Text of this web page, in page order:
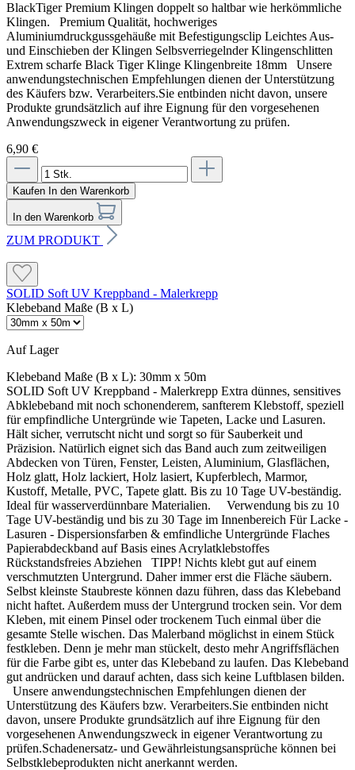
BlackTiger Premium Klingen doppelt so haltbar wie herkömmliche
Klingen. Premium Qualität, hochweriges
Aluminiumdruckgussgehäuße mit Befestigungsclip Leichtes Aus-
und Einschieben der Klingen Selbsverriegelnder Klingenschlitten
Extrem scharfe Black Tiger Klinge Klingenbreite 18mm Unsere
anwendungstechnischen Empfehlungen dienen der Unterstützung
des Käufers bzw. Verarbeiters.Sie entbinden nicht davon, unsere
Produkte grundsätzlich auf ihre Eignung für den vorgesehenen
Anwendungszweck in eigener Verantwortung zu prüfen.
6,90 €
Kaufen In den Warenkorb
In den Warenkorb
ZUM PRODUKT
SOLID Soft UV Kreppband - Malerkrepp
Klebeband Maße (B x L)
Auf Lager
Klebeband Maße (B x L): 30mm x 50m
SOLID Soft UV Kreppband - Malerkrepp Extra dünnes, sensitives
Abklebeband mit noch schonenderem, sanfterem Klebstoff, speziell
für empfindliche Untergründe wie Tapeten, Lacke und Lasuren.
Hält sicher, verrutscht nicht und sorgt so für Sauberkeit und
Präzision. Natürlich eignet sich das Band auch zum zeitweiligen
Abdecken von Türen, Fenster, Leisten, Aluminium, Glasflächen,
Holz glatt, Holz lackiert, Holz lasiert, Kupferblech, Marmor,
Kustoff, Metalle, PVC, Tapete glatt. Bis zu 10 Tage UV-beständig.
Ideal für wasserverdünnbare Materialien. Verwendung bis zu 10
Tage UV-beständig und bis zu 30 Tage im Innenbereich Für Lacke -
Lasuren - Dispersionsfarben & emfindliche Untergründe Flaches
Papierabdeckband auf Basis eines Acrylatklebstoffes
Rückstandsfreies Abziehen TIPP! Nichts klebt gut auf einem
verschmutzten Untergrund. Daher immer erst die Fläche säubern.
Selbst kleinste Staubreste können dazu führen, dass das Klebeband
nicht haftet. Außerdem muss der Untergrund trocken sein. Vor dem
Kleben, mit einem Pinsel oder trockenem Tuch einmal über die
gesamte Stelle wischen. Das Malerband möglichst in einem Stück
festkleben. Denn je mehr man stückelt, desto mehr Angriffsflächen
für die Farbe gibt es, unter das Klebeband zu laufen. Das Klebeband
gut andrücken und darauf achten, dass sich keine Luftblasen bilden.
Unsere anwendungstechnischen Empfehlungen dienen der
Unterstützung des Käufers bzw. Verarbeiters.Sie entbinden nicht
davon, unsere Produkte grundsätzlich auf ihre Eignung für den
vorgesehenen Anwendungszweck in eigener Verantwortung zu
prüfen.Schadenersatz- und Gewährleistungsansprüche können bei
Selbstklebeprodukten nicht anerkannt werden.